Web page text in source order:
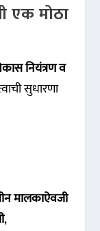
एक मोठा
नियंत्रण व
सुधारणा
मालकाऐवजी
,